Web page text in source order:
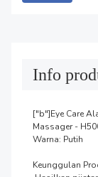
Info
["b"]Eye Care
Massager -
Warna: Putih
Keunggulan